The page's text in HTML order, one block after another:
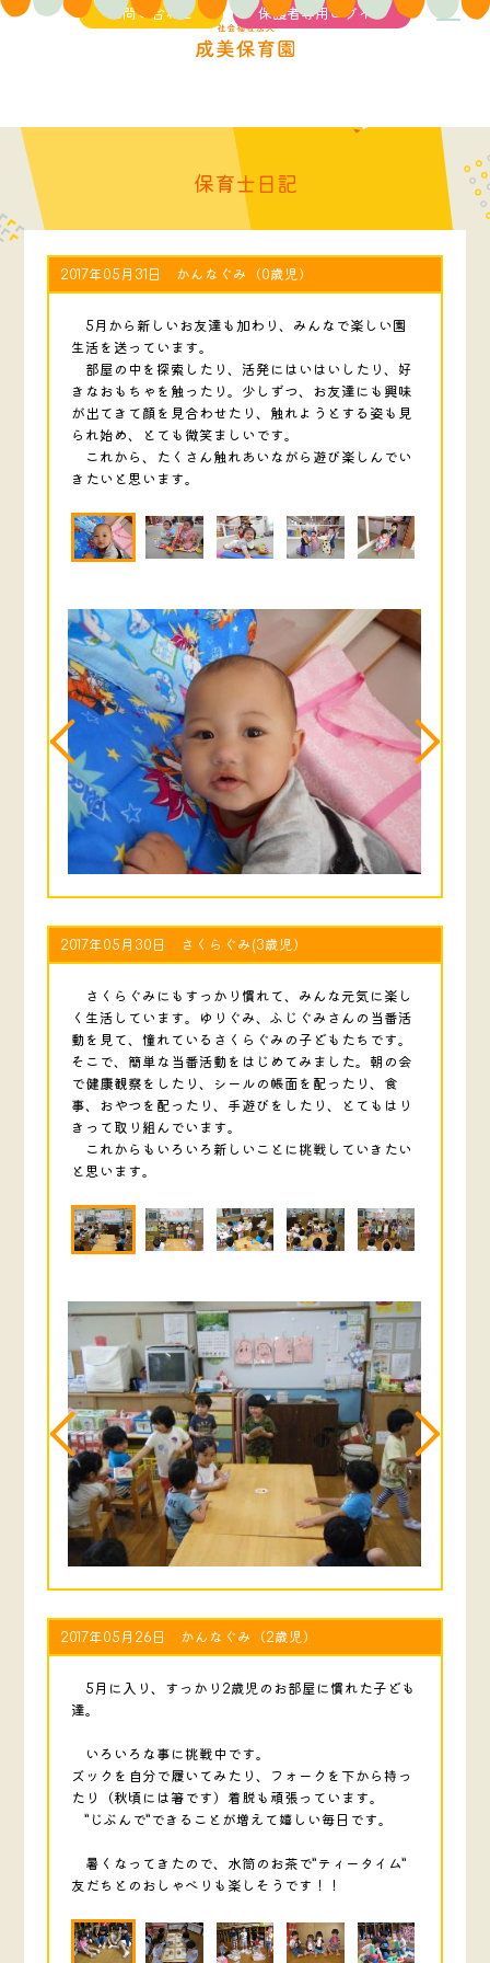
お問い合わせ 保護者専用ログイン
保育士日記
2017年05月31日 かんなぐみ（0歳児）
5月から新しいお友達も加わり、みんなで楽しい園
生活を送っています。
部屋の中を探索したり、活発にはいはいしたり、好
きなおもちゃを触ったり。少しずつ、お友達にも興味
が出てきて顔を見合わせたり、触れようとする姿も見
られ始め、とても微笑ましいです。
これから、たくさん触れあいながら遊び楽しんでい
きたいと思います。
2017年05月30日 さくらぐみ(3歳児）
さくらぐみにもすっかり慣れて、みんな元気に楽し
く生活しています。ゆりぐみ、ふじぐみさんの当番活
動を見て、憧れているさくらぐみの子どもたちです。
そこで、簡単な当番活動をはじめてみました。朝の会
で健康観察をしたり、シールの帳面を配ったり、食
事、おやつを配ったり、手遊びをしたり、とてもはり
きって取り組んでいます。
これからもいろいろ新しいことに挑戦していきたい
と思います。
2017年05月26日 かんなぐみ（2歳児）
5月に入り、すっかり2歳児のお部屋に慣れた子ども
達。
いろいろな事に挑戦中です。
ズックを自分で履いてみたり、フォークを下から持っ
たり（秋頃には箸です）着脱も頑張っています。
”じぶんで”できることが増えて嬉しい毎日です。
暑くなってきたので、水筒のお茶で”ティータイム”
友だちとのおしゃべりも楽しそうです！！